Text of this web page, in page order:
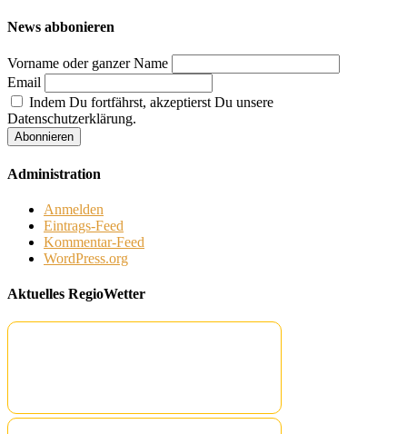
News abbonieren
Vorname oder ganzer Name
Email
Indem Du fortfährst, akzeptierst Du unsere
Datenschutzerklärung.
Administration
Anmelden
Eintrags-Feed
Kommentar-Feed
WordPress.org
Aktuelles RegioWetter